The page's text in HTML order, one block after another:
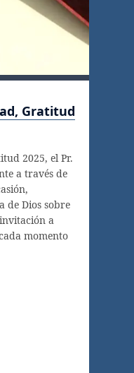
Gratitud
2025, el Pr.
a través de
de Dios sobre
a
momento